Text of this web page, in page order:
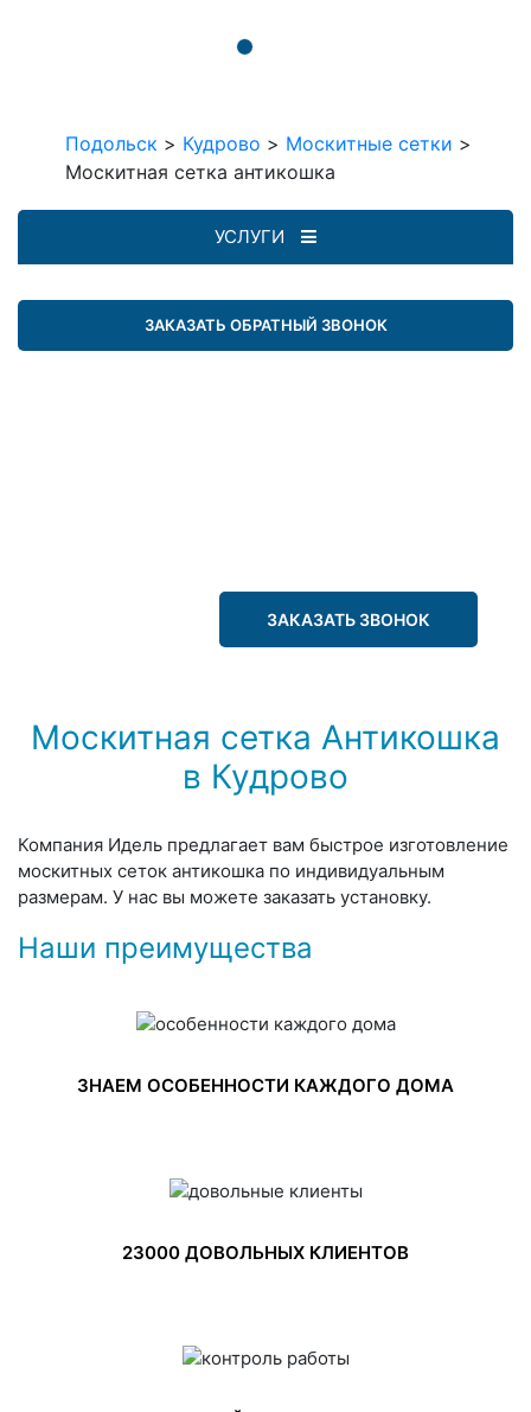
Подольск > Кудрово > Москитные сетки >
Москитная сетка антикошка
УСЛУГИ
ЗАКАЗАТЬ ОБРАТНЫЙ ЗВОНОК
ЗАКАЗАТЬ ЗВОНОК
Москитная сетка Антикошка
в Кудрово
Компания Идель предлагает вам быстрое изготовление
москитных сеток антикошка по индивидуальным
размерам. У нас вы можете заказать установку.
Наши преимущества
ЗНАЕМ ОСОБЕННОСТИ КАЖДОГО ДОМА
23000 ДОВОЛЬНЫХ КЛИЕНТОВ